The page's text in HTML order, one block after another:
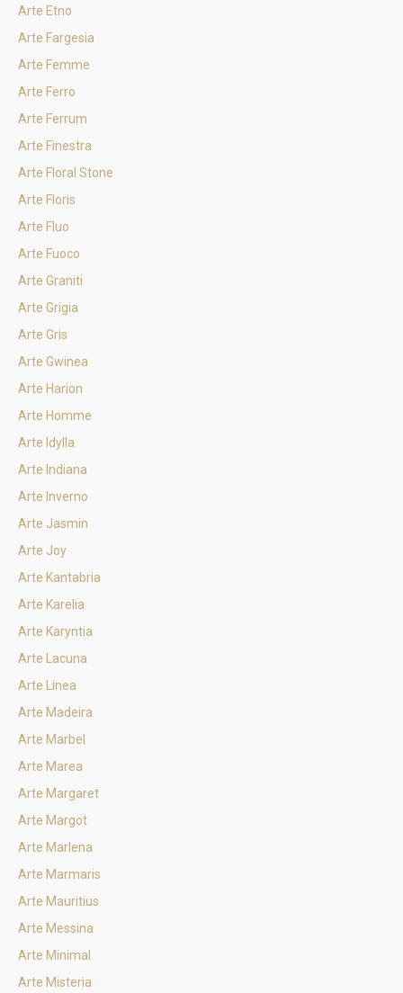
Arte Etno
Arte Fargesia
Arte Femme
Arte Ferro
Arte Ferrum
Arte Finestra
Arte Floral Stone
Arte Floris
Arte Fluo
Arte Fuoco
Arte Graniti
Arte Grigia
Arte Gris
Arte Gwinea
Arte Harion
Arte Homme
Arte Idylla
Arte Indiana
Arte Inverno
Arte Jasmin
Arte Joy
Arte Kantabria
Arte Karelia
Arte Karyntia
Arte Lacuna
Arte Linea
Arte Madeira
Arte Marbel
Arte Marea
Arte Margaret
Arte Margot
Arte Marlena
Arte Marmaris
Arte Mauritius
Arte Messina
Arte Minimal
Arte Misteria